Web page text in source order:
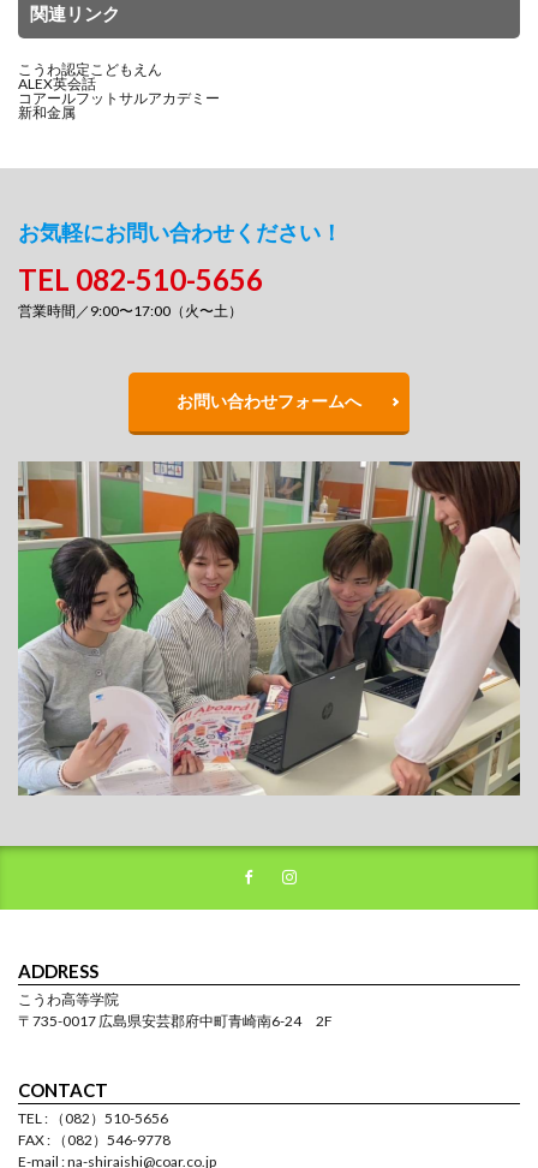
関連リンク
こうわ認定こどもえん
ALEX英会話
コアールフットサルアカデミー
新和金属
お気軽にお問い合わせください！
TEL 082-510-5656
営業時間／9:00〜17:00（火〜土）
お問い合わせフォームへ
ADDRESS
こうわ高等学院
〒735-0017 広島県安芸郡府中町青崎南6-24 2F
CONTACT
TEL : （082）510-5656
FAX : （082）546-9778
E-mail : na-shiraishi@coar.co.jp